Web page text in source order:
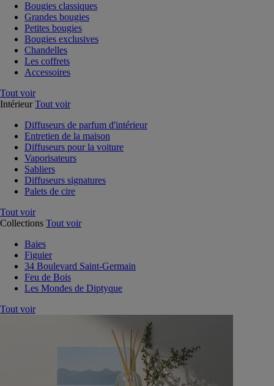
Bougies classiques
Grandes bougies
Petites bougies
Bougies exclusives
Chandelles
Les coffrets
Accessoires
Tout voir
Intérieur Tout voir
Diffuseurs de parfum d'intérieur
Entretien de la maison
Diffuseurs pour la voiture
Vaporisateurs
Sabliers
Diffuseurs signatures
Palets de cire
Tout voir
Collections Tout voir
Baies
Figuier
34 Boulevard Saint-Germain
Feu de Bois
Les Mondes de Diptyque
Tout voir